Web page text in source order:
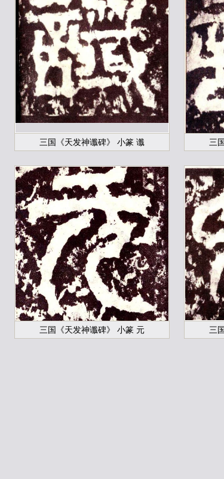
三国《天发神谶碑》 小篆 谶 三
三国《天发神谶碑》 小篆 元 三